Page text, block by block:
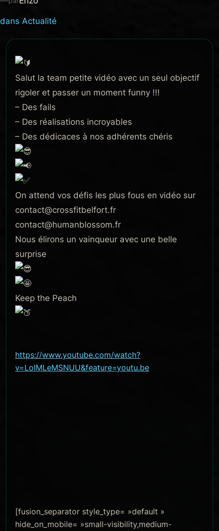
dans Actualité
Salut la team petite vidéo avec un seul objectif
rigoler et passer un moment funny !!!
– Des fails
– Des réalisations incroyables
– Des dédicaces à nos adhérents chéris
On attend vos défis les plus fous en vidéo sur
contact@crossfitbelfort.fr
contact@humanblossom.fr
Nous élirons un vainqueur avec une belle
surprise
Keep the Peach
https://www.youtube.com/watch?
v=LoIMLeMSNUU&feature=youtu.be
[fusion_separator style_type= »default »
hide_on_mobile= »small-visibility,medium-